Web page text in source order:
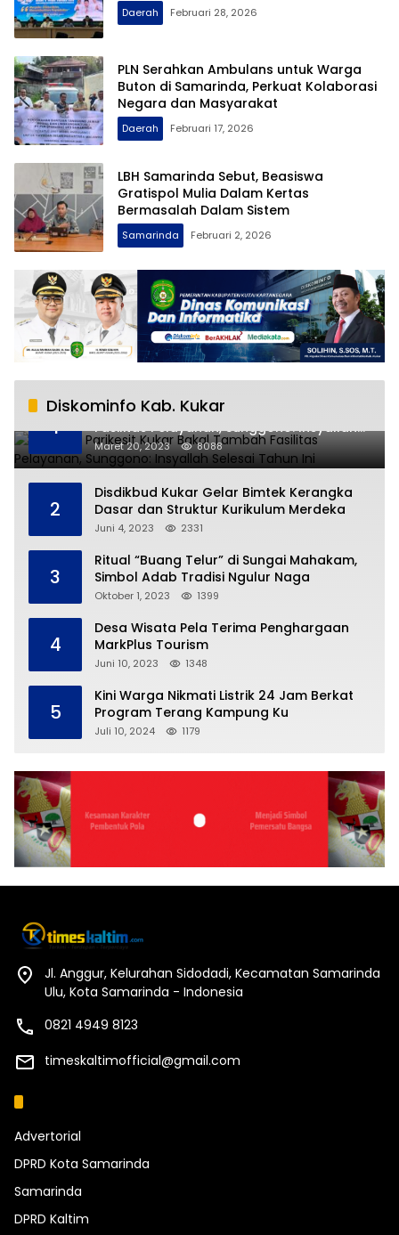
Daerah Februari 28, 2026
PLN Serahkan Ambulans untuk Warga
Buton di Samarinda, Perkuat Kolaborasi
Negara dan Masyarakat
Daerah Februari 17, 2026
LBH Samarinda Sebut, Beasiswa
Gratispol Mulia Dalam Kertas
Bermasalah Dalam Sistem
Samarinda Februari 2, 2026
Diskominfo Kab. Kukar
1
RSUD AM Parikesit Kukar Bakal Tambah
Fasilitas Pelayanan, Sunggono: Insyallah
Selesai Tahun Ini
Maret 20, 2023 8088
2
Disdikbud Kukar Gelar Bimtek Kerangka
Dasar dan Struktur Kurikulum Merdeka
Juni 4, 2023 2331
3
Ritual “Buang Telur” di Sungai Mahakam,
Simbol Adab Tradisi Ngulur Naga
Oktober 1, 2023 1399
4
Desa Wisata Pela Terima Penghargaan
MarkPlus Tourism
Juni 10, 2023 1348
5
Kini Warga Nikmati Listrik 24 Jam Berkat
Program Terang Kampung Ku
Juli 10, 2024 1179
Jl. Anggur, Kelurahan Sidodadi, Kecamatan Samarinda
Ulu, Kota Samarinda - Indonesia
0821 4949 8123
timeskaltimofficial@gmail.com
Advertorial
DPRD Kota Samarinda
Samarinda
DPRD Kaltim